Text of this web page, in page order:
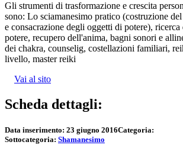
Gli strumenti di trasformazione e crescita
sono: Lo sciamanesimo pratico (costruzione
e consacrazione degli oggetti di potere),
potere, recupero dell'anima, bagni sonori e
dei chakra, counselig, costellazioni familiari,
livello, master reiki
Vai al sito
Scheda dettagli:
Data inserimento: 23 giugno 2016Categoria:
Sottocategoria: Shamanesimo